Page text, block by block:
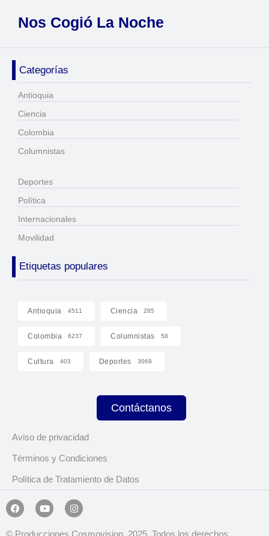
Nos Cogió La Noche
Categorías
Antioquia
Ciencia
Colombia
Columnistas
Deportes
Política
Internacionales
Movilidad
Etiquetas populares
Antioquia 4511 Ciencia 285
Colombia 6237 Columnistas 58
Cultura 403 Deportes 3069
Contáctanos
Aviso de privacidad
Términos y Condiciones
Política de Tratamiento de Datos